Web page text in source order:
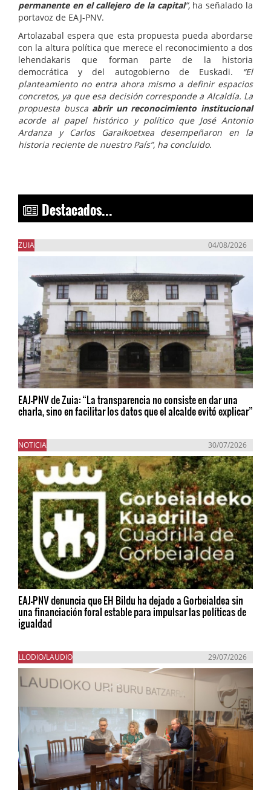
permanente en el callejero de la capital”,ha señalado la
portavoz de EAJ-PNV.
Artolazabal espera que esta propuesta pueda abordarse
con la altura política que merece el reconocimiento a dos
lehendakaris que forman parte de la historia
democrática y del autogobierno de Euskadi.
“El
planteamiento no entra ahora mismo a definir espacios
concretos, ya que esa decisión corresponde a Alcaldía. La
propuesta busca abrir un reconocimiento institucional
acorde al papel histórico y político que José Antonio
Ardanza y Carlos Garaikoetxea desempeñaron en la
historia reciente de nuestro País”, ha concluido.
Destacados...
ZUIA 04/08/2026
EAJ-PNV de Zuia: “La transparencia no consiste en dar una
charla, sino en facilitar los datos que el alcalde evitó explicar”
NOTICIA 30/07/2026
EAJ-PNV denuncia que EH Bildu ha dejado a Gorbeialdea sin
una financiación foral estable para impulsar las políticas de
igualdad
LLODIO/LAUDIO 29/07/2026